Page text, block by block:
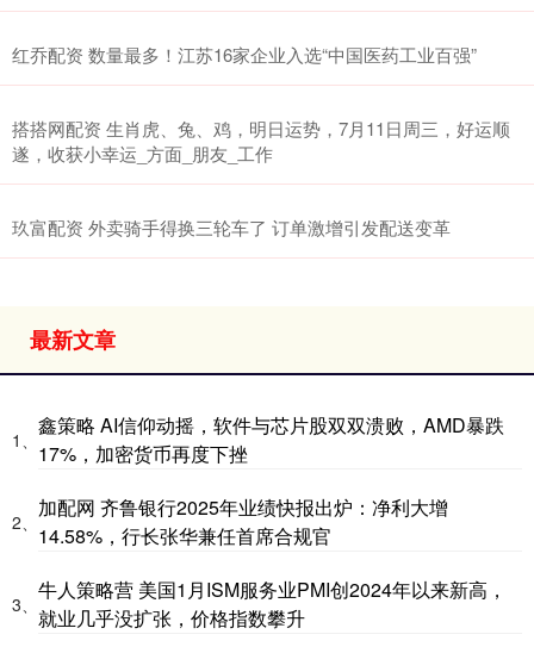
红乔配资 数量最多！江苏16家企业入选“中国医药工业百强”
搭搭网配资 生肖虎、兔、鸡，明日运势，7月11日周三，好运顺
遂，收获小幸运_方面_朋友_工作
玖富配资 外卖骑手得换三轮车了 订单激增引发配送变革
最新文章
1、
鑫策略 AI信仰动摇，软件与芯片股双双溃败，AMD暴跌
17%，加密货币再度下挫
2、
加配网 齐鲁银行2025年业绩快报出炉：净利大增
14.58%，行长张华兼任首席合规官
3、
牛人策略营 美国1月ISM服务业PMI创2024年以来新高，
就业几乎没扩张，价格指数攀升